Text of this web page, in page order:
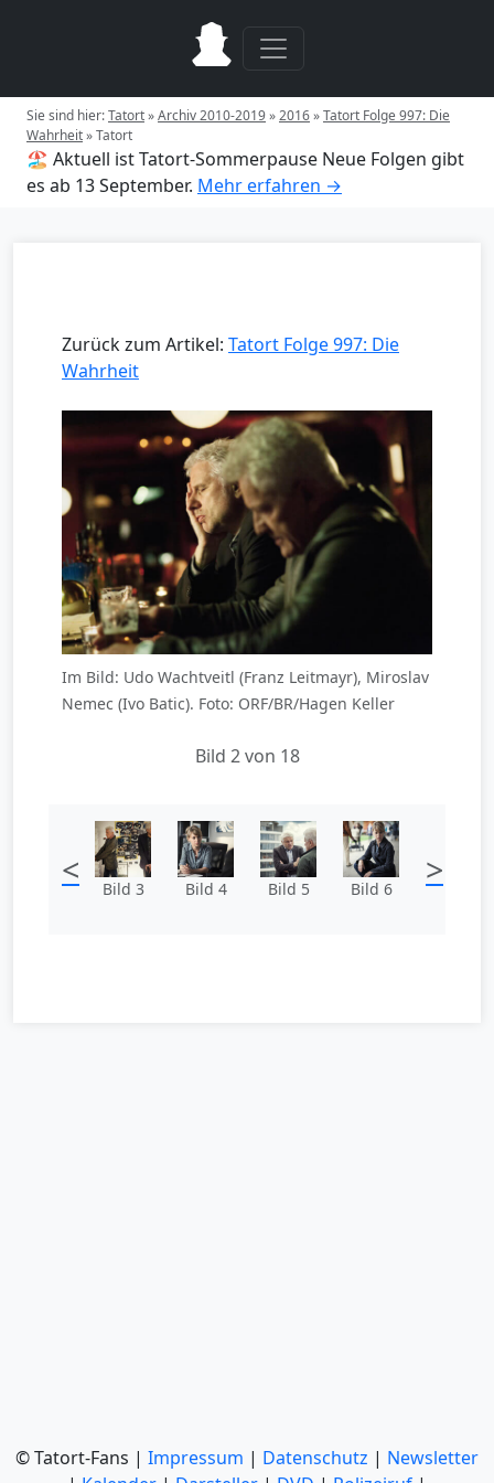
Sie sind hier:Tatort»Archiv 2010-2019»2016»Tatort Folge 997: Die
Wahrheit»Tatort
🏖️ Aktuell ist Tatort-Sommerpause Neue Folgen gibt
es ab 13 September. Mehr erfahren →
Zurück zum Artikel: Tatort Folge 997: Die
Wahrheit
Im Bild: Udo Wachtveitl (Franz Leitmayr), Miroslav
Nemec (Ivo Batic). Foto: ORF/BR/Hagen Keller
Bild 2 von 18
< Bild 3 Bild 4 Bild 5 Bild 6 >
© Tatort-Fans | Impressum | Datenschutz | Newsletter